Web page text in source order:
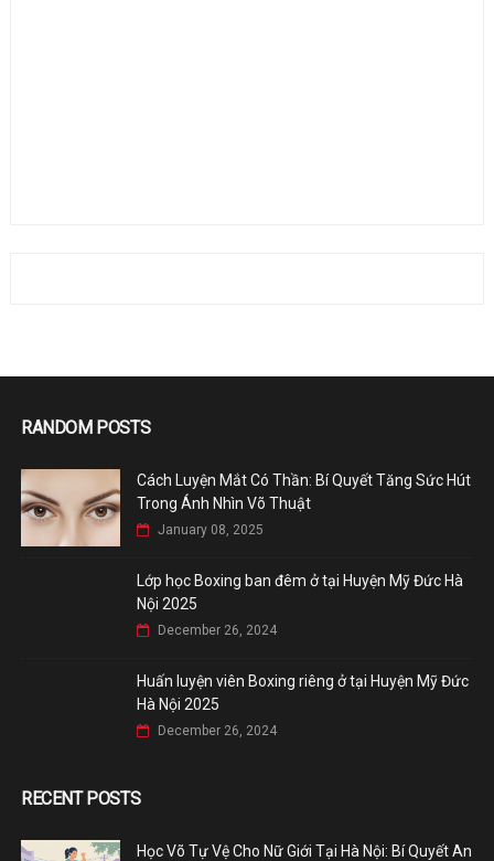
RANDOM POSTS
Cách Luyện Mắt Có Thần: Bí Quyết Tăng Sức Hút
Trong Ánh Nhìn Võ Thuật
January 08, 2025
Lớp học Boxing ban đêm ở tại Huyện Mỹ Đức Hà
Nội 2025
December 26, 2024
Huấn luyện viên Boxing riêng ở tại Huyện Mỹ Đức
Hà Nội 2025
December 26, 2024
RECENT POSTS
Học Võ Tự Vệ Cho Nữ Giới Tại Hà Nội: Bí Quyết An